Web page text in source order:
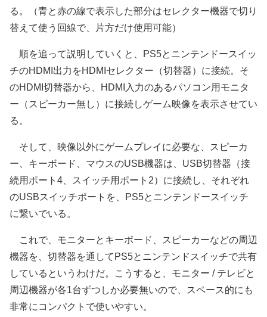
る。（青と赤の線で表示した部分はセレクター機器で切り
替えて使う回線で、片方だけ使用可能）
順を追って説明していくと、PS5とニンテンドースイッ
チのHDMI出力をHDMIセレクター（切替器）に接続。そ
のHDMI切替器から、HDMI入力のあるパソコン用モニタ
ー（スピーカー無し）に接続しゲーム映像を表示させてい
る。
そして、映像以外にゲームプレイに必要な、スピーカ
ー、キーボード、マウスのUSB機器は、USB切替器（接
続用ポート4、スイッチ用ポート2）に接続し、それぞれ
のUSBスイッチポートを、PS5とニンテンドースイッチ
に繋いでいる。
これで、モニターとキーボード、スピーカーなどの周辺
機器を、切替器を通してPS5とニンテンドスイッチで共有
しているというわけだ。こうすると、モニター / テレビと
周辺機器が各1台ずつしか必要無いので、スペース的にも
非常にコンパクトで使いやすい。